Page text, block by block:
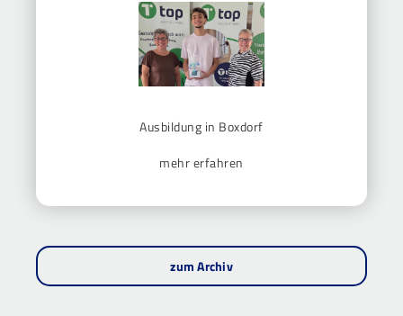
Ausbildung in Boxdorf
mehr erfahren
zum Archiv